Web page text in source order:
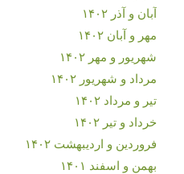
آبان و آذر ۱۴۰۲
مهر و آبان ۱۴۰۲
شهریور و مهر ۱۴۰۲
مرداد و شهریور ۱۴۰۲
تیر و مرداد ۱۴۰۲
خرداد و تیر ۱۴۰۲
فروردین و اردیبهشت ۱۴۰۲
بهمن و اسفند ۱۴۰۱